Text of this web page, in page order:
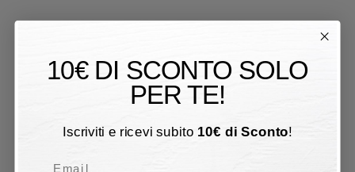
30%
10€ DI SCONTO SOLO
PER TE!
Iscriviti e ricevi subito 10€ di Sconto!